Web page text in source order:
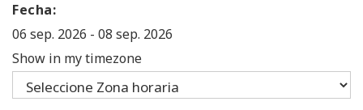
Fecha:
06 sep. 2026 - 08 sep. 2026
Show in my timezone